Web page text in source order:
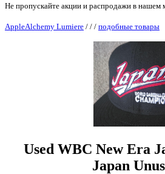
Не пропускайте акции и распродажи в нашем
AppleAlchemy Lumiere / / / подобные товары
Used WBC New Era
Japan